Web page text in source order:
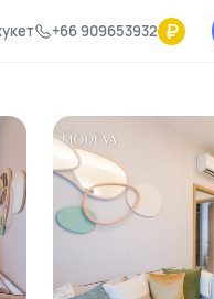
+66 909653932 ₽